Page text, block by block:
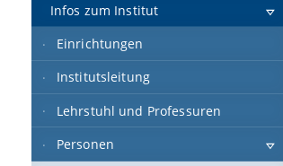
Infos zum Institut
Einrichtungen
Institutsleitung
Lehrstuhl und Professuren
Personen